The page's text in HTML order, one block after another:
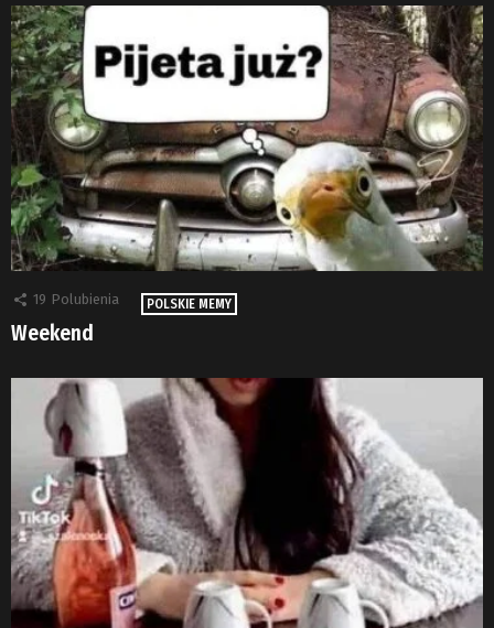
19 Polubienia POLSKIE MEMY
Weekend